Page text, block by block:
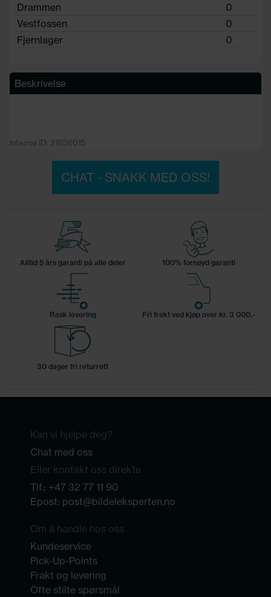
Drammen
0
Vestfossen
0
Fjernlager
0
Beskrivelse
Internal ID: 21636015
CHAT - SNAKK MED OSS!
Alltid 5 års garanti på alle deler 100% fornøyd garanti
Rask levering Fri frakt ved kjøp over kr. 3 000,-
30 dager fri returrett
Kan vi hjelpe deg?
Chat med oss
Eller kontakt oss direkte
Tlf.: +47 32 77 11 90
Epost: post@bildeleksperten.no
Om å handle hos oss
Kundeservice
Pick-Up-Points
Frakt og levering
Ofte stilte spørsmål